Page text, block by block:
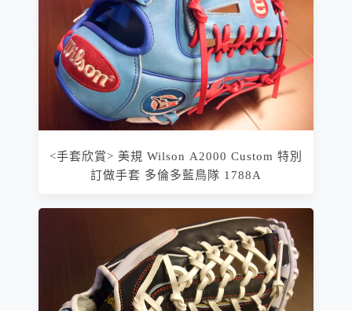
<手套欣賞> 美規 Wilson A2000 Custom 特別
訂做手套 多倫多藍鳥隊 1788A